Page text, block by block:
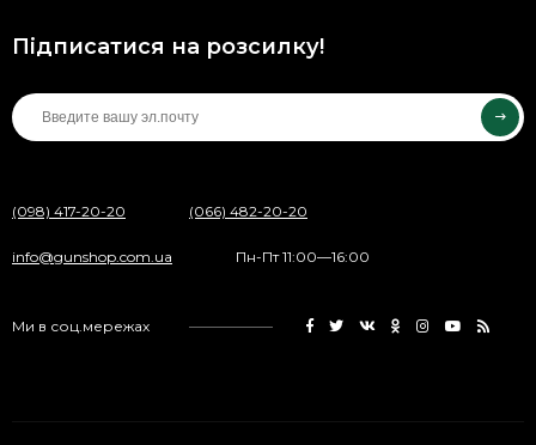
Підписатися на розсилку!
(098) 417-20-20 (066) 482-20-20
info@gunshop.com.ua Пн-Пт 11:00—16:00
Ми в соц.мережах